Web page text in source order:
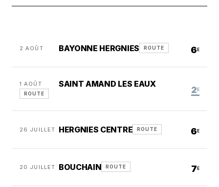
2 AOÛT BAYONNE HERGNIES ROUTE 6 E
1 AOÛT SAINT AMAND LES EAUX
ROUTE 2 E
26 JUILLET HERGNIES CENTRE ROUTE 6 E
20 JUILLET BOUCHAIN ROUTE 7 E